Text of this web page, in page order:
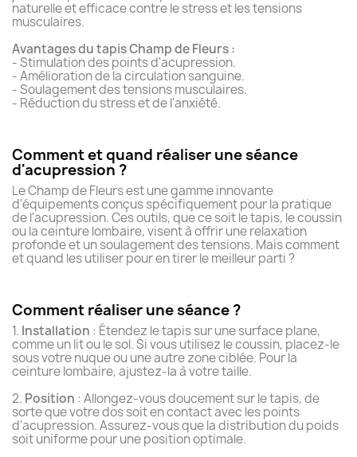
naturelle et efficace contre le stress et les tensions
musculaires.
Avantages du tapis Champ de Fleurs :
- Stimulation des points d'acupression.
- Amélioration de la circulation sanguine.
- Soulagement des tensions musculaires.
- Réduction du stress et de l'anxiété.
Comment et quand réaliser une séance
d'acupression ?
Le Champ de Fleurs est une gamme innovante
d'équipements conçus spécifiquement pour la pratique
de l'acupression. Ces outils, que ce soit le tapis, le coussin
ou la ceinture lombaire, visent à offrir une relaxation
profonde et un soulagement des tensions. Mais comment
et quand les utiliser pour en tirer le meilleur parti ?
Comment réaliser une séance ?
1. Installation : Étendez le tapis sur une surface plane,
comme un lit ou le sol. Si vous utilisez le coussin, placez-le
sous votre nuque ou une autre zone ciblée. Pour la
ceinture lombaire, ajustez-la à votre taille.
2. Position : Allongez-vous doucement sur le tapis, de
sorte que votre dos soit en contact avec les points
d'acupression. Assurez-vous que la distribution du poids
soit uniforme pour une position optimale.